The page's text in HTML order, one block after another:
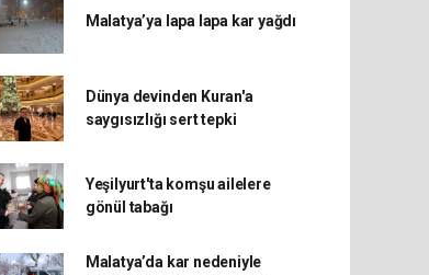
Malatya’ya lapa lapa kar yağdı
Dünya devinden Kuran'a
saygısızlığı sert tepki
Yeşilyurt'ta komşu ailelere
gönül tabağı
Malatya’da kar nedeniyle